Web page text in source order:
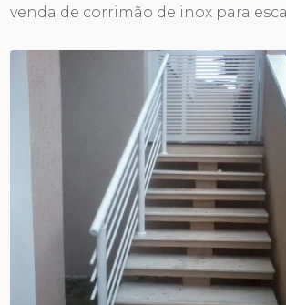
venda de corrimão de inox para